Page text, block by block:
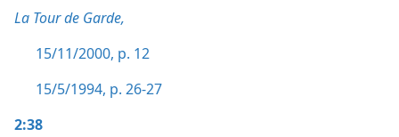
La Tour de Garde,
15/11/2000, p. 12
15/5/1994, p. 26-27
2:38